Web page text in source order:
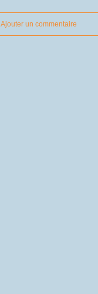
Ajouter un commentaire